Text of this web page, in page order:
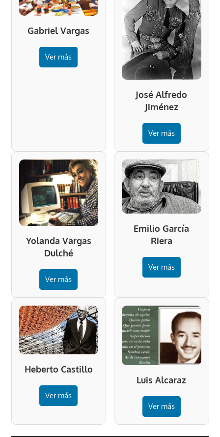
Gabriel Vargas
Ver más
José Alfredo
Jiménez
Ver más
Yolanda Vargas
Dulché
Ver más
Emilio García
Riera
Ver más
Heberto Castillo
Ver más
Luis Alcaraz
Ver más